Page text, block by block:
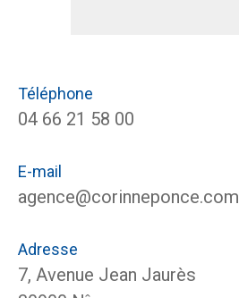
Téléphone
04 66 21 58 00
E-mail
agence@corinneponce.com
Adresse
7, Avenue Jean Jaurès